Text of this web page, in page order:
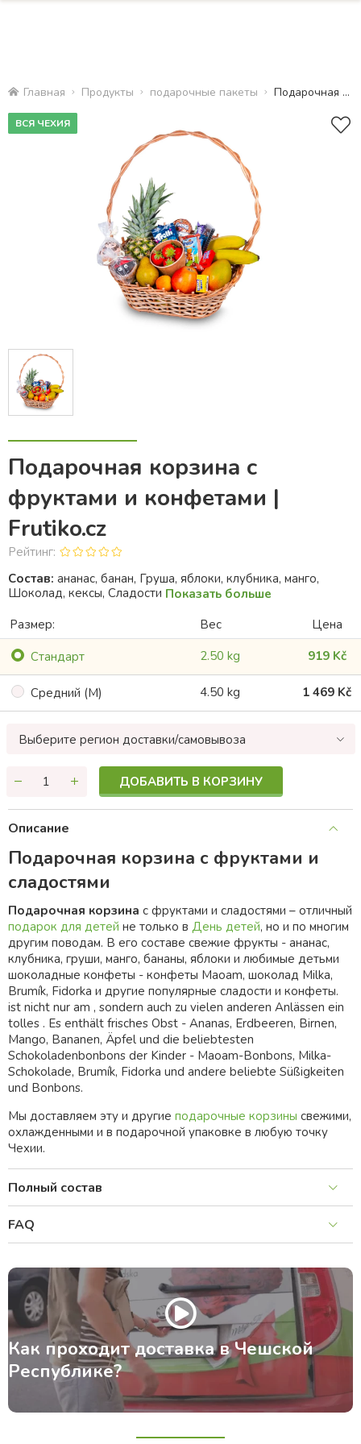
Главная Продукты подарочные пакеты Подарочная корзина с конфетами
ВСЯ ЧЕХИЯ
Подарочная корзина с
фруктами и конфетами |
Frutiko.cz
Рейтинг:
Состав: ананас, банан, Груша, яблоки, клубника, манго,
Шоколад, кексы, Сладости Показать больше
Размер:
Bес
Цена
Cтандарт
2.50 kg 919 Kč
Cредний (M) 4.50 kg 1 469 Kč
Выберите регион доставки/самовывоза
ДОБАВИТЬ В КОРЗИНУ
Описание
Подарочная корзина с фруктами и
сладостями
Подарочная корзина с фруктами и сладостями – отличный
подарок для детей не только в День детей, но и по многим
другим поводам. В его составе свежие фрукты - ананас,
клубника, груши, манго, бананы, яблоки и любимые детьми
шоколадные конфеты - конфеты Maoam, шоколад Milka,
Brumík, Fidorka и другие популярные сладости и конфеты.
ist nicht nur am , sondern auch zu vielen anderen Anlässen ein
tolles . Es enthält frisches Obst - Ananas, Erdbeeren, Birnen,
Mango, Bananen, Äpfel und die beliebtesten
Schokoladenbonbons der Kinder - Maoam-Bonbons, Milka-
Schokolade, Brumík, Fidorka und andere beliebte Süßigkeiten
und Bonbons.
Мы доставляем эту и другие подарочные корзины свежими,
охлажденными и в подарочной упаковке в любую точку
Чехии.
Полный состав
FAQ
Как проходит доставка в Чешской
Республике?